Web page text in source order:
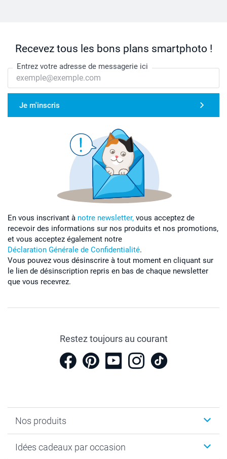
Recevez tous les bons plans smartphoto !
Entrez votre adresse de messagerie ici
Je m'inscris
En vous inscrivant à notre newsletter, vous acceptez de
recevoir des informations sur nos produits et nos promotions,
et vous acceptez également notre
Déclaration Générale de Confidentialité.
Vous pouvez vous désinscrire à tout moment en cliquant sur
le lien de désinscription repris en bas de chaque newsletter
que vous recevrez.
Restez toujours au courant
Nos produits
Calendrier photo & Agenda photo
Idées cadeaux par occasion